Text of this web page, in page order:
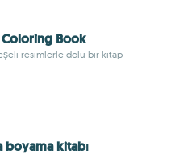
Book
resimlerle dolu bir kitap
boyama kitabı